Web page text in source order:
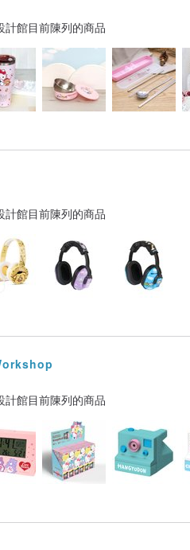
計館目前陳列的商品
計館目前陳列的商品
計館目前陳列的商品